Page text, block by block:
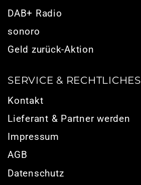
DAB+ Radio
sonoro
Geld zurück-Aktion
SERVICE & RECHTLICHES
Kontakt
Lieferant & Partner werden
Impressum
AGB
Datenschutz